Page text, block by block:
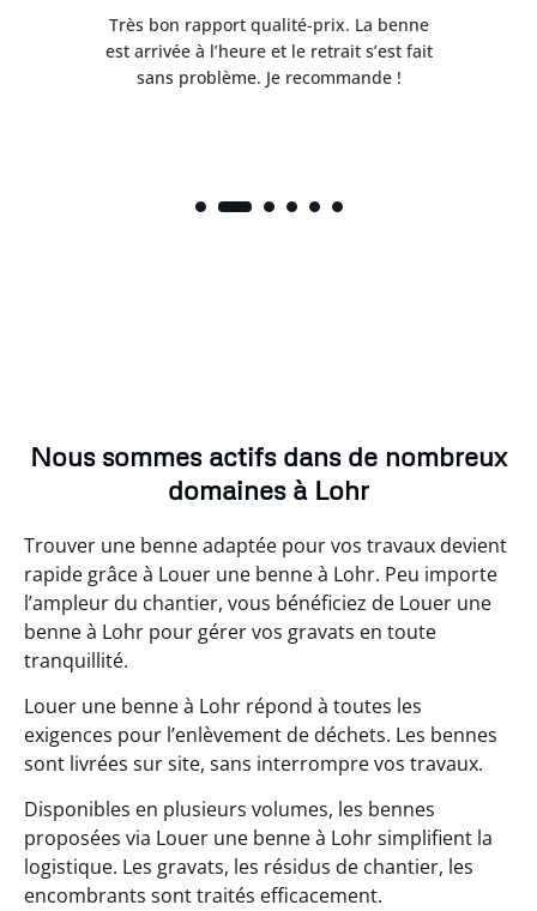
Très bon rapport qualité-prix. La benne
est arrivée à l’heure et le retrait s’est fait
sans problème. Je recommande !
Nous sommes actifs dans de nombreux
domaines à Lohr
Trouver une benne adaptée pour vos travaux devient
rapide grâce à Louer une benne à Lohr. Peu importe
l’ampleur du chantier, vous bénéficiez de Louer une
benne à Lohr pour gérer vos gravats en toute
tranquillité.
Louer une benne à Lohr répond à toutes les
exigences pour l’enlèvement de déchets. Les bennes
sont livrées sur site, sans interrompre vos travaux.
Disponibles en plusieurs volumes, les bennes
proposées via Louer une benne à Lohr simplifient la
logistique. Les gravats, les résidus de chantier, les
encombrants sont traités efficacement.